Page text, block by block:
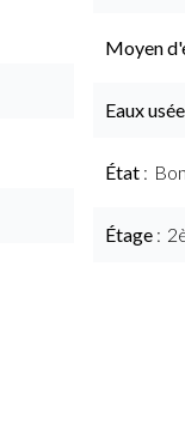
Moyen
Eaux
État
Étage